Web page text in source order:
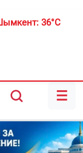
36°C
☰